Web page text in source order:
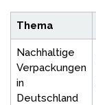
Thema
Nachhaltige
Verpackungen
in
Deutschland